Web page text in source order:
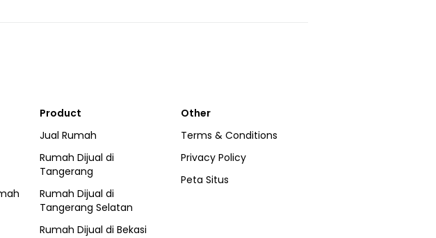
Product
Jual Rumah
Rumah Dijual di
Tangerang
Rumah Dijual di
Tangerang Selatan
Rumah Dijual di Bekasi
Other
Terms & Conditions
Privacy Policy
Peta Situs